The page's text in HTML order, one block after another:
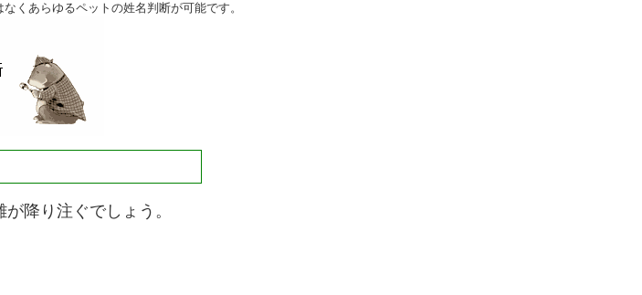
くあらゆるペットの姓名判断が可能です。
降り注ぐでしょう。